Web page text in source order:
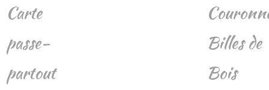
Carte
passe-
partout
Billes de
Bois